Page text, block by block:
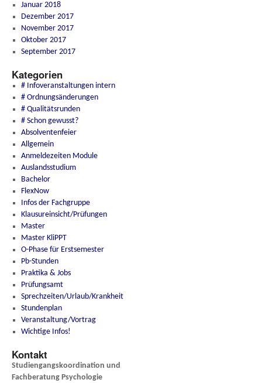
Januar 2018
Dezember 2017
November 2017
Oktober 2017
September 2017
Kategorien
# Infoveranstaltungen intern
# Ordnungsänderungen
# Qualitätsrunden
# Schon gewusst?
Absolventenfeier
Allgemein
Anmeldezeiten Module
Auslandsstudium
Bachelor
FlexNow
Infos der Fachgruppe
Klausureinsicht/Prüfungen
Master
Master KliPPT
O-Phase für Erstsemester
Pb-Stunden
Praktika & Jobs
Prüfungsamt
Sprechzeiten/Urlaub/Krankheit
Stundenplan
Veranstaltung/Vortrag
Wichtige Infos!
Kontakt
Studiengangskoordination und
Fachberatung Psychologie